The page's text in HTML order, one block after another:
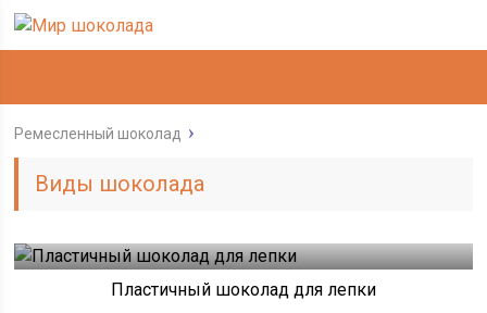
Ремесленный шоколад
Виды шоколада
Пластичный шоколад для лепки